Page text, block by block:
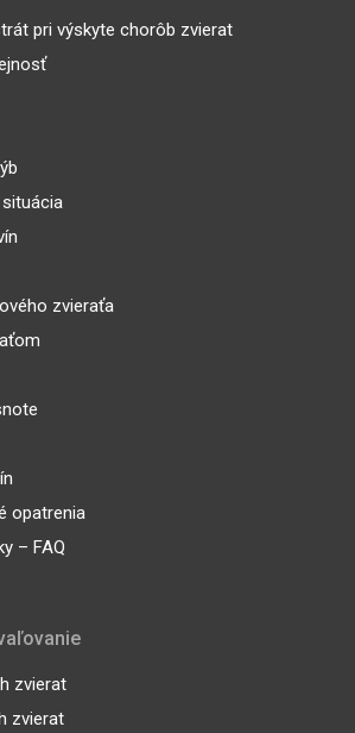
pri výskyte chorôb zvierat
zvieraťa
opatrenia
– FAQ
zvierat
zvierat